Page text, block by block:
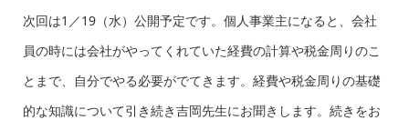
次回は1／19（水）公開予定です。個人事業主になると、会社
員の時には会社がやってくれていた経費の計算や税金周りのこ
とまで、自分でやる必要がでてきます。経費や税金周りの基礎
的な知識について引き続き吉岡先生にお聞きします。続きをお